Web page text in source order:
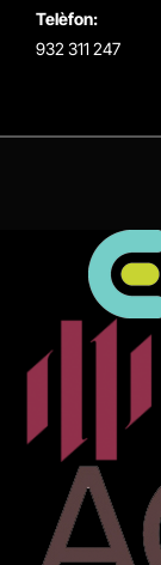
Telèfon:
932 311 247